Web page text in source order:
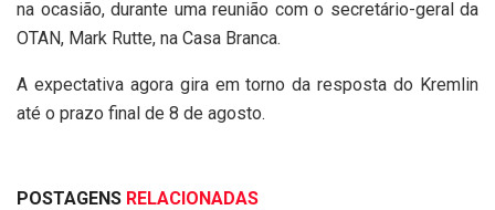
na ocasião, durante uma reunião com o secretário-geral da
OTAN, Mark Rutte, na Casa Branca.
A expectativa agora gira em torno da resposta do Kremlin
até o prazo final de 8 de agosto.
POSTAGENS RELACIONADAS